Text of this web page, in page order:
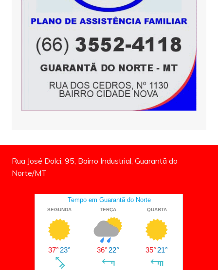
Rua José Dolci, 95, Bairro Industrial, Guarantã do
Norte/MT